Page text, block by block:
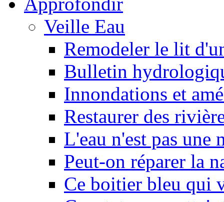
Veille Eau
Remodeler le lit
Bulletin
Innondations et
Restaurer des
L'eau n'est pas une
Peut-on réparer la
Ce boitier bleu qui